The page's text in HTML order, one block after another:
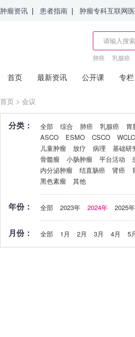
肿瘤资讯 | 患者指南 | 肿瘤专科互联网
肺癌 乳腺癌
首页 最新资讯 公开课 专栏
首页 > 会议
分类： 全部 综合 肺癌 乳腺癌 胃
ASCO
ESMO CSCO WCLC
儿童肿瘤
放疗 病理 基础研
骨髓瘤
小肠肿瘤 平台活动
内分泌肿瘤
结直肠癌 肾癌
黑色素瘤
其他
年份： 全部 2023年 2024年 2025年
月份： 全部 1月 2月 3月 4月 5